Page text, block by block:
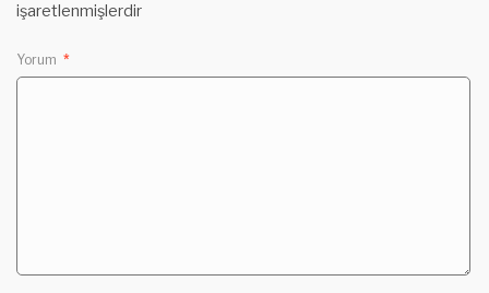
işaretlenmişlerdir
Yorum *